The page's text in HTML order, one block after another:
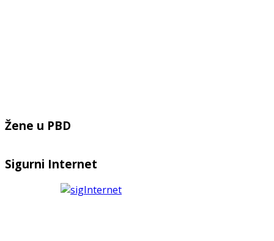
Žene u PBD
Sigurni Internet